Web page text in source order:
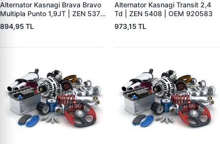
Alternator Kasnagi Brava Bravo
Multipla Punto 1,9JT | ZEN 5379
| OEM 8362516
894,95 TL
Alternator Kasnagi Transit 2,4
Td | ZEN 5408 | OEM 920583
973,15 TL